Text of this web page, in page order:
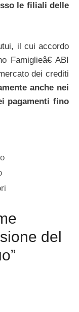
le filiali delle
il cui accordo
Famiglieâ€ ABI
dei crediti
anche nei
pagamenti fino
del